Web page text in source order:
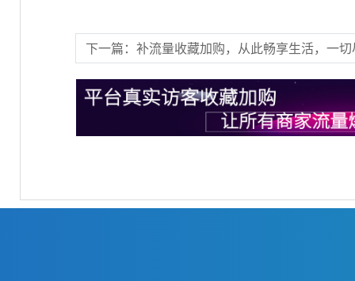
下一篇：补流量收藏加购，从此畅享生活，一